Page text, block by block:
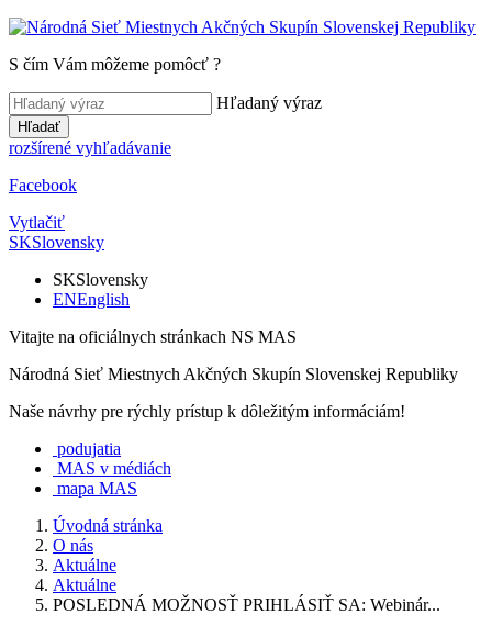
S čím Vám môžeme pomôcť ?
Hľadaný výraz
Hľadať
rozšírené vyhľadávanie
Facebook
Vytlačiť
SKSlovensky
SKSlovensky
ENEnglish
Vitajte na oficiálnych stránkach NS MAS
Národná Sieť Miestnych Akčných Skupín Slovenskej Republiky
Naše návrhy pre rýchly prístup k dôležitým informáciám!
podujatia
MAS v médiách
mapa MAS
Úvodná stránka
O nás
Aktuálne
Aktuálne
POSLEDNÁ MOŽNOSŤ PRIHLÁSIŤ SA: Webinár...